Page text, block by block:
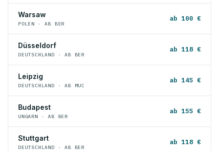
Warsaw
POLEN · AB BER
ab 100 €
Düsseldorf
DEUTSCHLAND · AB BER
ab 118 €
Leipzig
DEUTSCHLAND · AB MUC
ab 145 €
Budapest
UNGARN · AB BER
ab 155 €
Stuttgart
DEUTSCHLAND · AB BER
ab 118 €